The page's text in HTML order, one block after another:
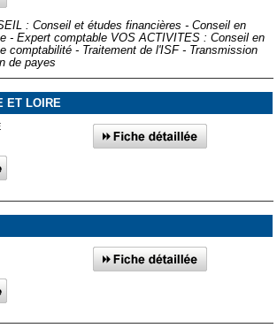
: Conseil et études financières - Conseil en
- Expert comptable VOS ACTIVITES : Conseil en
comptabilité - Traitement de l'ISF - Transmission
de payes
ET LOIRE